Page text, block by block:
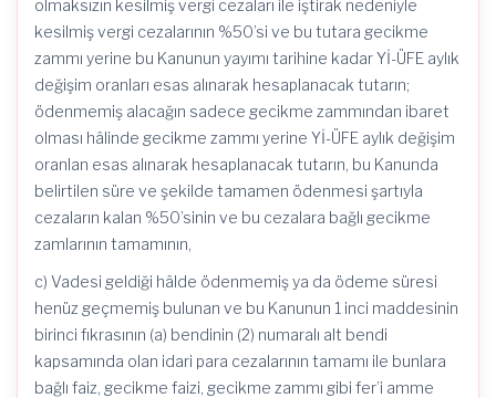
olmaksızın kesilmiş vergi cezaları ile iştirak nedeniyle
kesilmiş vergi cezalarının %50’si ve bu tutara gecikme
zammı yerine bu Kanunun yayımı tarihine kadar Yİ-ÜFE aylık
değişim oranları esas alınarak hesaplanacak tutarın;
ödenmemiş alacağın sadece gecikme zammından ibaret
olması hâlinde gecikme zammı yerine Yİ-ÜFE aylık değişim
oranlan esas alınarak hesaplanacak tutarın, bu Kanunda
belirtilen süre ve şekilde tamamen ödenmesi şartıyla
cezaların kalan %50’sinin ve bu cezalara bağlı gecikme
zamlarının tamamının,
c) Vadesi geldiği hâlde ödenmemiş ya da ödeme süresi
henüz geçmemiş bulunan ve bu Kanunun 1 inci maddesinin
birinci fıkrasının (a) bendinin (2) numaralı alt bendi
kapsamında olan idari para cezalarının tamamı ile bunlara
bağlı faiz, gecikme faizi, gecikme zammı gibi fer’i amme